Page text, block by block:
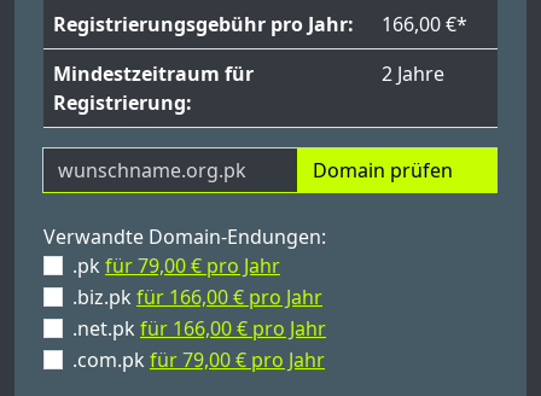
Registrierungsgebühr pro Jahr:
166,00 €*
Mindestzeitraum für
Registrierung:
2 Jahre
Domain prüfen
Verwandte Domain-Endungen:
.pk für 79,00 € pro Jahr
.biz.pk für 166,00 € pro Jahr
.net.pk für 166,00 € pro Jahr
.com.pk für 79,00 € pro Jahr